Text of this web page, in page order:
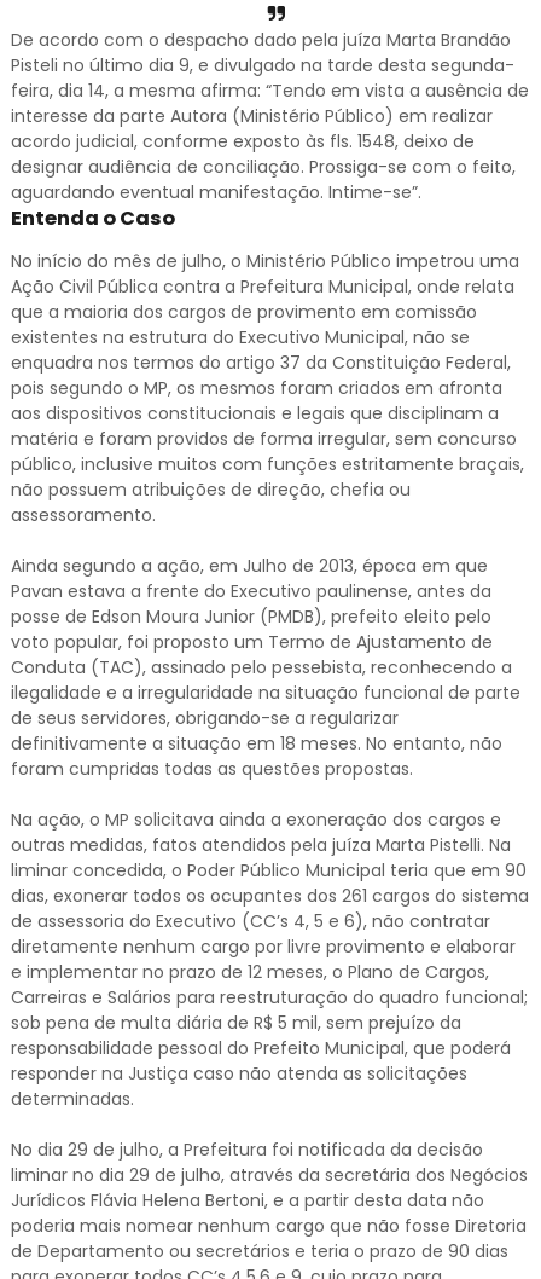
De acordo com o despacho dado pela juíza Marta Brandão
Pisteli no último dia 9, e divulgado na tarde desta segunda-
feira, dia 14, a mesma afirma: “Tendo em vista a ausência de
interesse da parte Autora (Ministério Público) em realizar
acordo judicial, conforme exposto às fls. 1548, deixo de
designar audiência de conciliação. Prossiga-se com o feito,
aguardando eventual manifestação. Intime-se”.
Entenda o Caso
No início do mês de julho, o Ministério Público impetrou uma
Ação Civil Pública contra a Prefeitura Municipal, onde relata
que a maioria dos cargos de provimento em comissão
existentes na estrutura do Executivo Municipal, não se
enquadra nos termos do artigo 37 da Constituição Federal,
pois segundo o MP, os mesmos foram criados em afronta
aos dispositivos constitucionais e legais que disciplinam a
matéria e foram providos de forma irregular, sem concurso
público, inclusive muitos com funções estritamente braçais,
não possuem atribuições de direção, chefia ou
assessoramento.
Ainda segundo a ação, em Julho de 2013, época em que
Pavan estava a frente do Executivo paulinense, antes da
posse de Edson Moura Junior (PMDB), prefeito eleito pelo
voto popular, foi proposto um Termo de Ajustamento de
Conduta (TAC), assinado pelo pessebista, reconhecendo a
ilegalidade e a irregularidade na situação funcional de parte
de seus servidores, obrigando-se a regularizar
definitivamente a situação em 18 meses. No entanto, não
foram cumpridas todas as questões propostas.
Na ação, o MP solicitava ainda a exoneração dos cargos e
outras medidas, fatos atendidos pela juíza Marta Pistelli. Na
liminar concedida, o Poder Público Municipal teria que em 90
dias, exonerar todos os ocupantes dos 261 cargos do sistema
de assessoria do Executivo (CC’s 4, 5 e 6), não contratar
diretamente nenhum cargo por livre provimento e elaborar
e implementar no prazo de 12 meses, o Plano de Cargos,
Carreiras e Salários para reestruturação do quadro funcional;
sob pena de multa diária de R$ 5 mil, sem prejuízo da
responsabilidade pessoal do Prefeito Municipal, que poderá
responder na Justiça caso não atenda as solicitações
determinadas.
No dia 29 de julho, a Prefeitura foi notificada da decisão
liminar no dia 29 de julho, através da secretária dos Negócios
Jurídicos Flávia Helena Bertoni, e a partir desta data não
poderia mais nomear nenhum cargo que não fosse Diretoria
de Departamento ou secretários e teria o prazo de 90 dias